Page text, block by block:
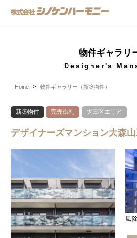
物件ギャラリ
Designer's
Home 物件ギャラリー（新築物件）
新築物件 完売御礼 大田区エリア
デザイナーズマンション大森
風